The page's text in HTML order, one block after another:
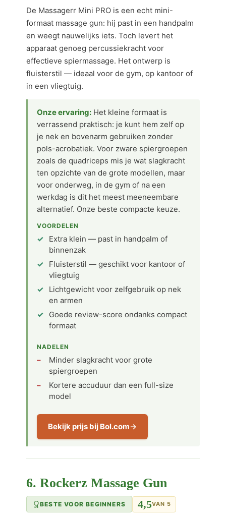
De Massagerr Mini PRO is een echt mini-
formaat massage gun: hij past in een handpalm
en weegt nauwelijks iets. Toch levert het
apparaat genoeg percussiekracht voor
effectieve spiermassage. Het ontwerp is
fluisterstil — ideaal voor de gym, op kantoor of
in een vliegtuig.
Onze ervaring: Het kleine formaat is
verrassend praktisch: je kunt hem zelf op
je nek en bovenarm gebruiken zonder
pols-acrobatiek. Voor zware spiergroepen
zoals de quadriceps mis je wat slagkracht
ten opzichte van de grote modellen, maar
voor onderweg, in de gym of na een
werkdag is dit het meest meeneembare
alternatief. Onze beste compacte keuze.
VOORDELEN
Extra klein — past in handpalm of
binnenzak
Fluisterstil — geschikt voor kantoor of
vliegtuig
Lichtgewicht voor zelfgebruik op nek
en armen
Goede review-score ondanks compact
formaat
NADELEN
Minder slagkracht voor grote
spiergroepen
Kortere accuduur dan een full-size
model
Bekijk prijs bij Bol.com
6. Rockerz Massage Gun
BESTE VOOR BEGINNERS 4,5VAN 5